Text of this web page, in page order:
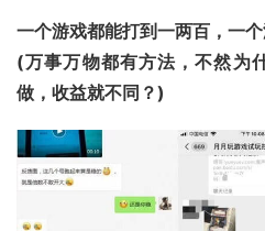
一个游戏都能打到一两百，一
(万事万物都有方法，不然为
做，收益就不同？)